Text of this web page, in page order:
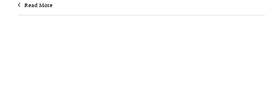
Read More